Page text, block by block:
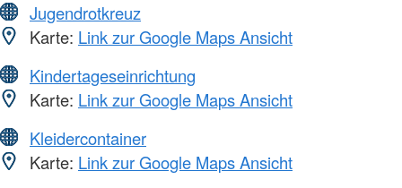
Jugendrotkreuz
Karte: Link zur Google Maps Ansicht
Kindertageseinrichtung
Karte: Link zur Google Maps Ansicht
Kleidercontainer
Karte: Link zur Google Maps Ansicht